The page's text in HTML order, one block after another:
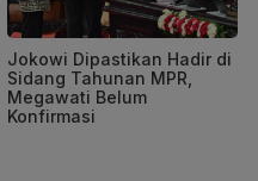
Jokowi Dipastikan Hadir di
Sidang Tahunan MPR,
Megawati Belum
Konfirmasi